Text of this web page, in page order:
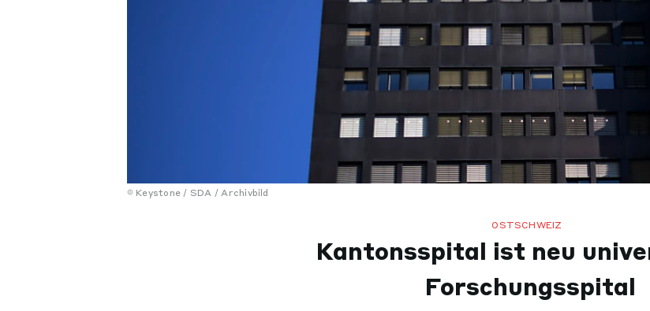
Keystone / SDA / Archivbild
OSTSCHWEIZ
Kantonsspital ist neu
Forschungsspital